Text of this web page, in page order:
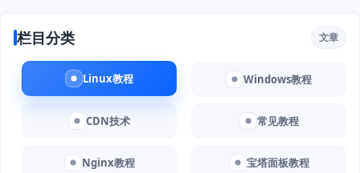
栏目分类 文章
Linux教程 Windows教程
CDN技术 常见教程
Nginx教程 宝塔面板教程